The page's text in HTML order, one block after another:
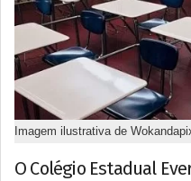
Imagem ilustrativa de
O Colégio Estadual